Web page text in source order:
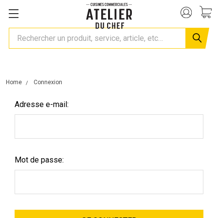
Rechercher
Home Connexion
Adresse e-mail:
Mot de passe: